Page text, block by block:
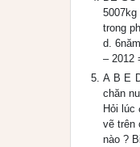
trong
d.
– 2012
A B E
chăn
Hỏi lúc
vẽ trên
nào ?